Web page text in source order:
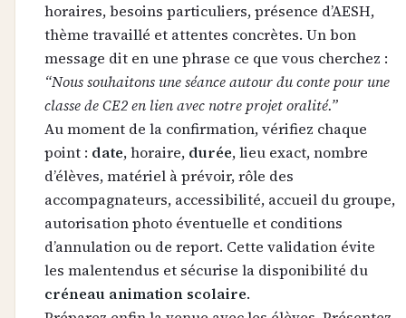
horaires, besoins particuliers, présence d’AESH,
thème travaillé et attentes concrètes. Un bon
message dit en une phrase ce que vous cherchez :
“Nous souhaitons une séance autour du conte pour une
classe de CE2 en lien avec notre projet oralité.”
Au moment de la confirmation, vérifiez chaque
point : date, horaire, durée, lieu exact, nombre
d’élèves, matériel à prévoir, rôle des
accompagnateurs, accessibilité, accueil du groupe,
autorisation photo éventuelle et conditions
d’annulation ou de report. Cette validation évite
les malentendus et sécurise la disponibilité du
créneau animation scolaire.